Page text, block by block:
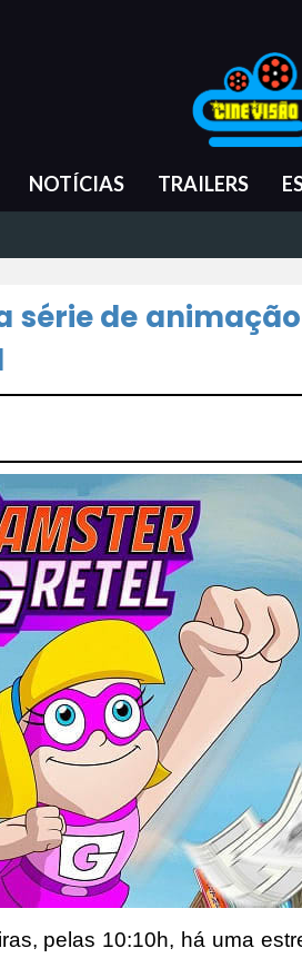
NOTÍCIAS TRAILERS
série de
pelas 10:10h, há uma